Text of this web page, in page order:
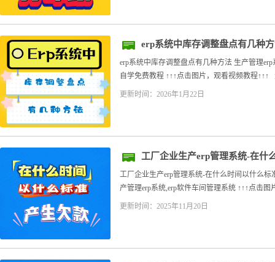
erp系统中库存调整盘点有几种
erp系统中库存调整盘点有几种方法 生产管理
自学免费教程 ↑↑↑点击图片，观看视频教程
更新时间：2026年1月22日
工厂企业生产erp管理系统-在什
工厂企业生产erp管理系统-在什么时间以什么
产管理erp系统,erp软件车间管理系统 ↑↑↑点击
更新时间：2025年11月20日